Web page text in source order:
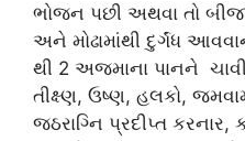
ભોજન પછી અથવા તો બીજા
અને મોઢામાંથી દુર્ગંધ
થી 2 અજમાના પાનને
તીક્ષ્ણ, ઉષ્ણ, હલકો,
જઠરાગ્નિ પ્રદીપ્ત કરનાર,